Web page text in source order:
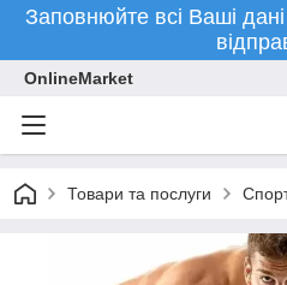
Заповнюйте всі Ваші
OnlineMarket
Товари та послуги